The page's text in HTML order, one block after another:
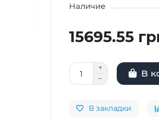
Наличие
15695.55
В
В закладки